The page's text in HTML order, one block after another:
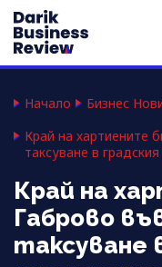
Начало
Бизнес
Край на хартиените
таксуване в
Край на
Габрово
таксуване